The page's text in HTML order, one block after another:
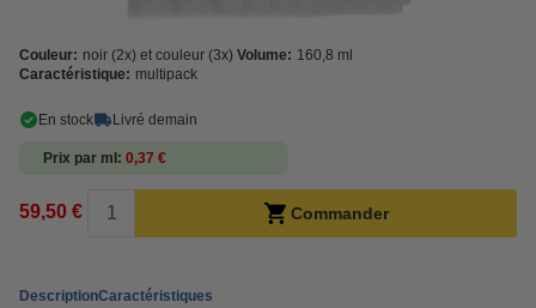
Couleur: noir (2x) et couleur (3x) Volume: 160,8 ml
Caractéristique: multipack
En stock Livré demain
Prix par ml 0,37 €
59,50 € Commander
DescriptionCaractéristiques